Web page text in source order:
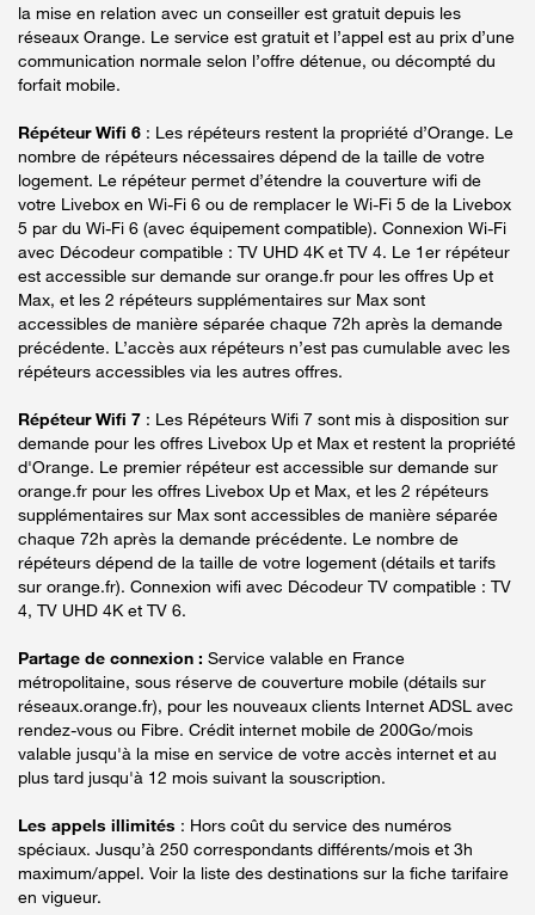
la mise en relation avec un conseiller est gratuit depuis les
réseaux Orange. Le service est gratuit et l’appel est au prix d’une
communication normale selon l’offre détenue, ou décompté du
forfait mobile.
Répéteur Wifi 6 : Les répéteurs restent la propriété d’Orange. Le
nombre de répéteurs nécessaires dépend de la taille de votre
logement. Le répéteur permet d’étendre la couverture wifi de
votre Livebox en Wi-Fi 6 ou de remplacer le Wi-Fi 5 de la Livebox
5 par du Wi-Fi 6 (avec équipement compatible). Connexion Wi-Fi
avec Décodeur compatible : TV UHD 4K et TV 4. Le 1er répéteur
est accessible sur demande sur orange.fr pour les offres Up et
Max, et les 2 répéteurs supplémentaires sur Max sont
accessibles de manière séparée chaque 72h après la demande
précédente. L’accès aux répéteurs n’est pas cumulable avec les
répéteurs accessibles via les autres offres.
Répéteur Wifi 7 : Les Répéteurs Wifi 7 sont mis à disposition sur
demande pour les offres Livebox Up et Max et restent la propriété
d'Orange. Le premier répéteur est accessible sur demande sur
orange.fr pour les offres Livebox Up et Max, et les 2 répéteurs
supplémentaires sur Max sont accessibles de manière séparée
chaque 72h après la demande précédente. Le nombre de
répéteurs dépend de la taille de votre logement (détails et tarifs
sur orange.fr). Connexion wifi avec Décodeur TV compatible : TV
4, TV UHD 4K et TV 6.
Partage de connexion : Service valable en France
métropolitaine, sous réserve de couverture mobile (détails sur
réseaux.orange.fr), pour les nouveaux clients Internet ADSL avec
rendez-vous ou Fibre. Crédit internet mobile de 200Go/mois
valable jusqu'à la mise en service de votre accès internet et au
plus tard jusqu'à 12 mois suivant la souscription.
Les appels illimités : Hors coût du service des numéros
spéciaux. Jusqu’à 250 correspondants différents/mois et 3h
maximum/appel. Voir la liste des destinations sur la fiche tarifaire
en vigueur.